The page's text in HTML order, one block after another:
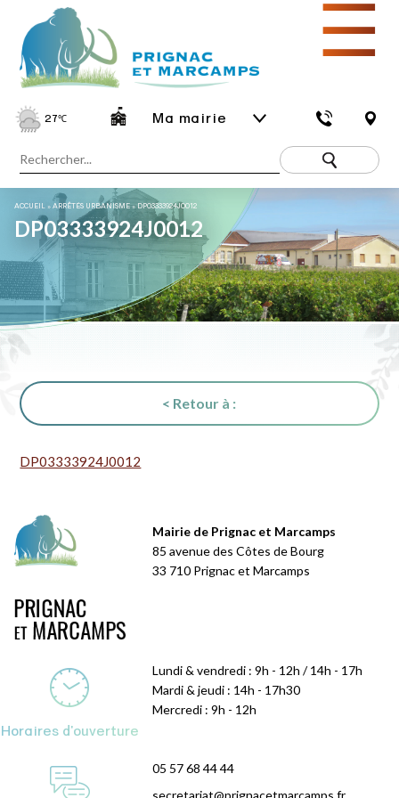
27℃ Ma mairie
☰
ACCUEIL »ARRÊTÉS URBANISME»DP03333924J0012
DP03333924J0012
< Retour à :
DP03333924J0012
Mairie de Prignac et Marcamps
85 avenue des Côtes de Bourg
33 710 Prignac et Marcamps
Horaires d'ouverture
Lundi & vendredi : 9h - 12h / 14h - 17h
Mardi & jeudi : 14h - 17h30
Mercredi : 9h - 12h
05 57 68 44 44